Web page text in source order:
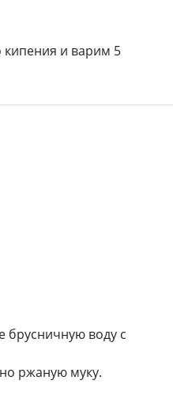
и варим 5
брусничную воду с
ржаную муку.